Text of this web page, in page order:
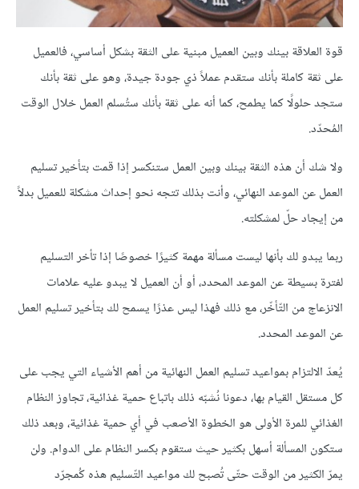
قوة العلاقة بينك وبين العميل مبنية على الثقة بشكل أساسي، فالعميل
على ثقة كاملة بأنك ستقدم عملاً ذي جودة جيدة، وهو على ثقة بأنك
ستجد حلولًا كما يطمح، كما أنه على ثقة بأنك ستُسلم العمل خلال الوقت
المُحدّد.
ولا شك أن هذه الثقة بينك وبين العمل ستنكسر إذا قمت بتأخير تسليم
العمل عن الموعد النهائي، وأنت بذلك تتجه نحو إحداث مشكلة للعميل بدلاً
من إيجاد حلّ لمشكلته.
ربما يبدو لك بأنها ليست مسألة مهمة كثيرًا خصوصًا إذا تأخر التسليم
لفترة بسيطة عن الموعد المحدد، أو أن العميل لا يبدو عليه علامات
الانزعاج من التّأخّر، مع ذلك فهذا ليس عذرًا يسمح لك بتأخير تسليم العمل
عن الموعد المحدد.
يُعدّ الالتزام بمواعيد تسليم العمل النهائية من أهم الأشياء التي يجب على
كل مستقل القيام بها، دعونا نُشبّه ذلك باتباع حمية غذائية، تجاوز النظام
الغذائي للمرة الأولى هو الخطوة الأصعب في أي حمية غذائية، وبعد ذلك
ستكون المسألة أسهل بكثير حيث ستقوم بكسر النظام على الدوام. ولن
يمرّ الكثير من الوقت حتّى تُصبح لك مواعيد التّسليم هذه كُمجرّد